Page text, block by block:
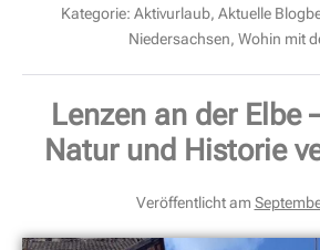
Kategorie: Aktivurlaub, Aktuelle
Niedersachsen, Wohin mit
Lenzen an der Elbe
Natur und Historie
Veröffentlicht am